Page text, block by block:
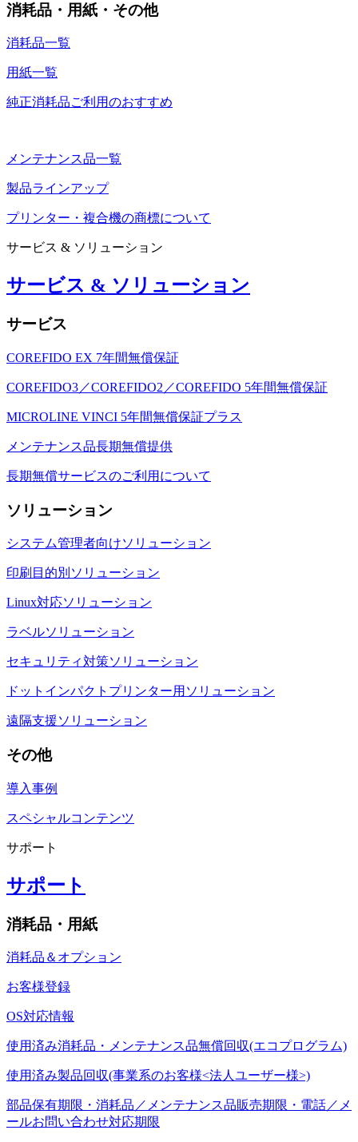
消耗品・用紙・その他
消耗品一覧
用紙一覧
純正消耗品ご利用のおすすめ
メンテナンス品一覧
製品ラインアップ
プリンター・複合機の商標について
サービス & ソリューション
サービス & ソリューション
サービス
COREFIDO EX 7年間無償保証
COREFIDO3／COREFIDO2／COREFIDO 5年間無償保証
MICROLINE VINCI 5年間無償保証プラス
メンテナンス品長期無償提供
長期無償サービスのご利用について
ソリューション
システム管理者向けソリューション
印刷目的別ソリューション
Linux対応ソリューション
ラベルソリューション
セキュリティ対策ソリューション
ドットインパクトプリンター用ソリューション
遠隔支援ソリューション
その他
導入事例
スペシャルコンテンツ
サポート
サポート
消耗品・用紙
消耗品＆オプション
お客様登録
OS対応情報
使用済み消耗品・メンテナンス品無償回収(エコプログラム)
使用済み製品回収(事業系のお客様<法人ユーザー様>)
部品保有期限・消耗品／メンテナンス品販売期限・電話／メ
ールお問い合わせ対応期限